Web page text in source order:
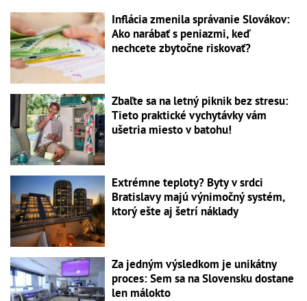
Inflácia zmenila správanie Slovákov:
Ako narábať s peniazmi, keď
nechcete zbytočne riskovať?
Zbaľte sa na letný piknik bez stresu:
Tieto praktické vychytávky vám
ušetria miesto v batohu!
Extrémne teploty? Byty v srdci
Bratislavy majú výnimočný systém,
ktorý ešte aj šetrí náklady
Za jedným výsledkom je unikátny
proces: Sem sa na Slovensku dostane
len málokto